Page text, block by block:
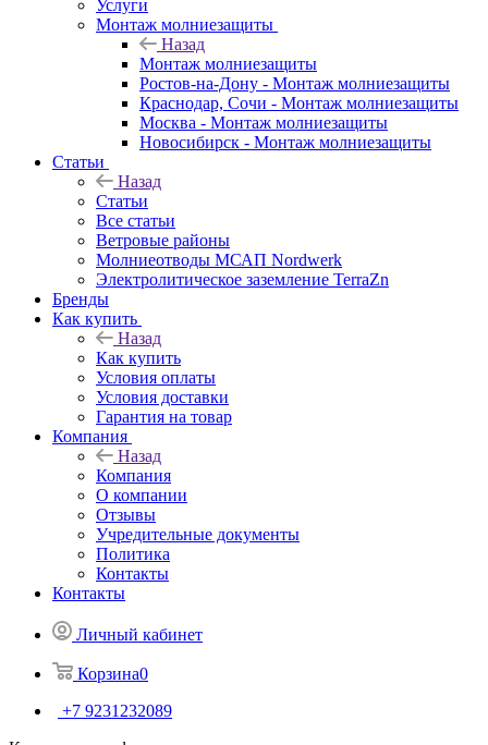
Услуги
Монтаж молниезащиты
Назад
Монтаж молниезащиты
Ростов-на-Дону - Монтаж молниезащиты
Краснодар, Сочи - Монтаж молниезащиты
Москва - Монтаж молниезащиты
Новосибирск - Монтаж молниезащиты
Статьи
Назад
Статьи
Все статьи
Ветровые районы
Молниеотводы МСАП Nordwerk
Электролитическое заземление TerraZn
Бренды
Как купить
Назад
Как купить
Условия оплаты
Условия доставки
Гарантия на товар
Компания
Назад
Компания
О компании
Отзывы
Учредительные документы
Политика
Контакты
Контакты
Личный кабинет
Корзина0
+7 9231232089